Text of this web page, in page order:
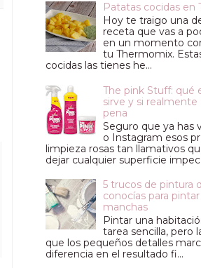
Patatas cocidas en
Hoy te traigo una
receta que vas a
en un momento
tu Thermomix.
cocidas las tienes he...
The pink Stuff: qué
sirve y si realmente
pena
Seguro que ya has
o Instagram esos
limpieza rosas tan llamativos
dejar cualquier superficie
5 trucos de pintura
conocías para
manchas
Pintar una
tarea sencilla, pero
que los pequeños detalles
diferencia en el resultado fi...